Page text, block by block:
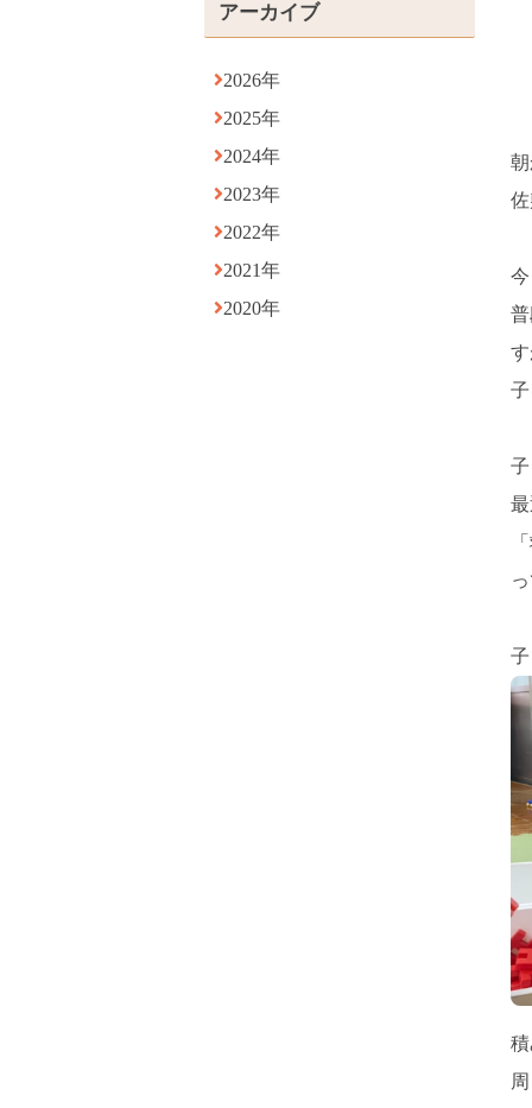
アーカイブ
2026年
2025年
2024年
2023年
2022年
2021年
2020年